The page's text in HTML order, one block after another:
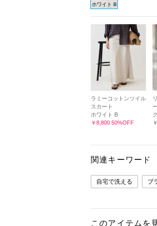
ホワイト B
ラミーコットンツイル
スカート
ホワイト B
￥8,800 50%OFF
関連キーワード
自宅で洗える ブ
このアイテムを